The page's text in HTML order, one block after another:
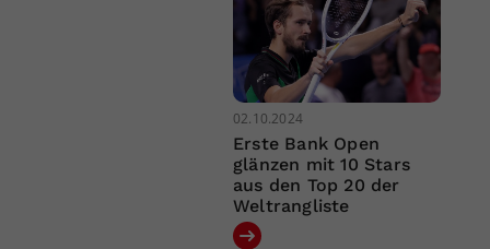
02.10.2024
Erste Bank Open
glänzen mit 10 Stars
aus den Top 20 der
Weltrangliste